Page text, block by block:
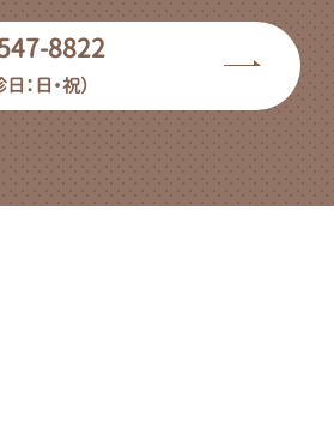
8822
：日・祝）